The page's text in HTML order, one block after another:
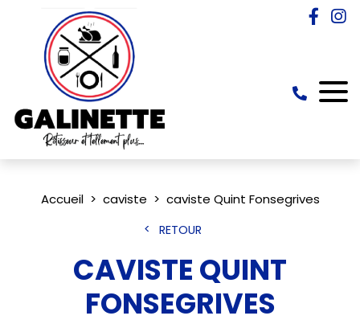
Accueil caviste caviste Quint Fonsegrives
RETOUR
CAVISTE QUINT
FONSEGRIVES